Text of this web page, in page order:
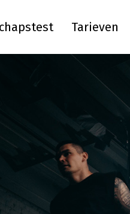
Tarieven